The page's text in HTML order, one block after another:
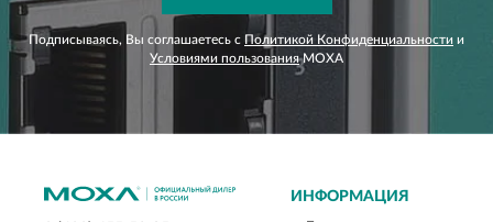
Подписываясь, Вы соглашаетесь с Политикой Конфиденциальности и
Условиями пользованияMOXA
ИНФОРМАЦИЯ